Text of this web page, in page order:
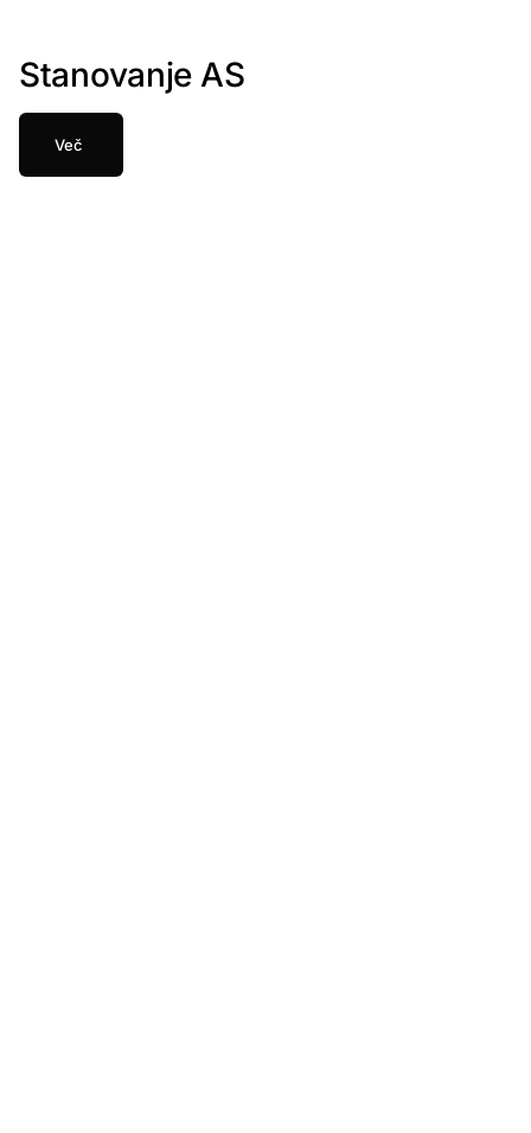
Stanovanje AS
Več